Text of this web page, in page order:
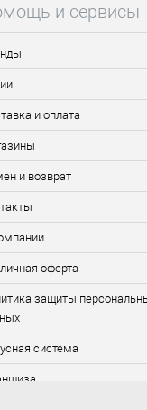
и сервисы
и оплата
и возврат
оферта
защиты
система